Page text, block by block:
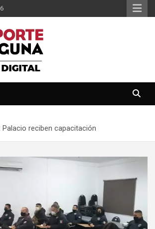
reciben capacitación